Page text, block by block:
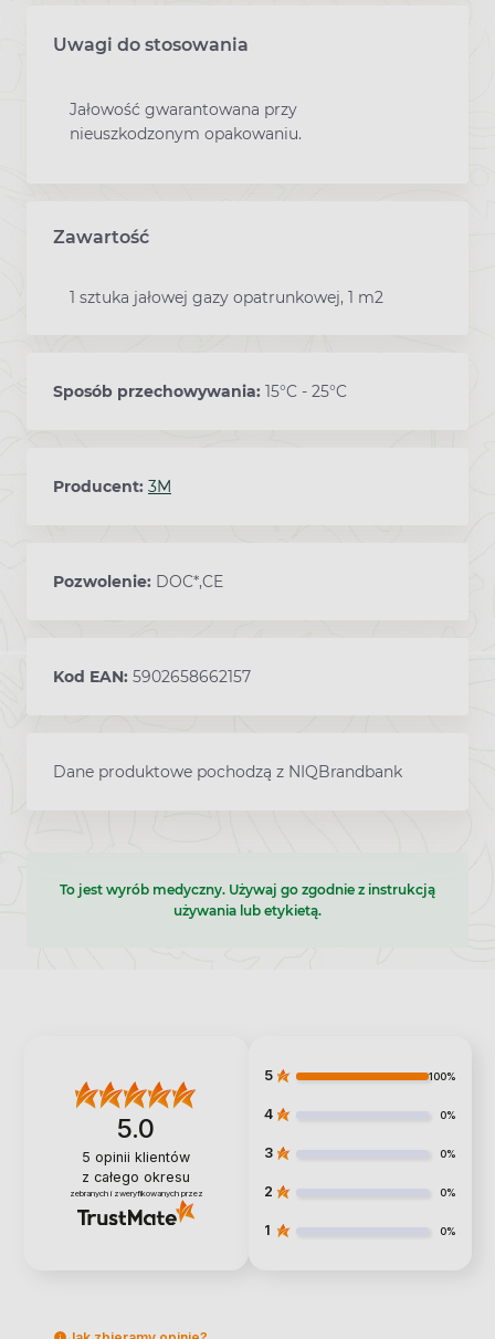
Uwagi do stosowania
Jałowość gwarantowana przy
nieuszkodzonym opakowaniu.
Zawartość
1 sztuka jałowej gazy opatrunkowej, 1 m2
Sposób przechowywania: 15°C - 25°C
Producent: 3M
Pozwolenie: DOC*,CE
Kod EAN: 5902658662157
Dane produktowe pochodzą z NIQBrandbank
To jest wyrób medyczny. Używaj go zgodnie z instrukcją
używania lub etykietą.
5.0
5 opinii klientów
z całego okresu
zebranych i zweryfikowanych przez
5 100%
4 0%
3 0%
2 0%
1 0%